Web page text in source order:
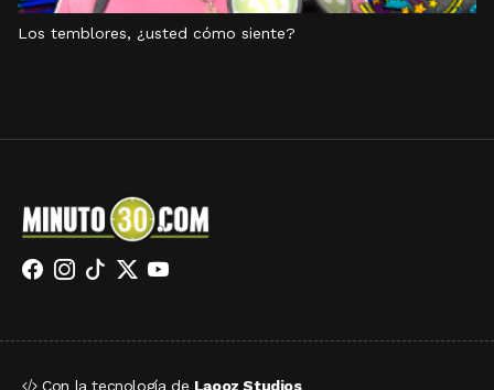
Los temblores, ¿usted cómo siente?
Con la tecnología de Laooz Studios